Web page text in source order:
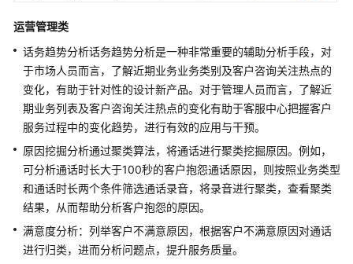
运营管理类
话务趋势分析话务趋势分析是一种非常重要的辅助分析手段，对
于市场人员而言，了解近期业务业务类别及客户咨询关注热点的
变化，有助于针对性的设计新产品。对于管理人员而言，了解近
期业务列表及客户咨询关注热点的变化有助于客服中心把握客户
服务过程中的变化趋势，进行有效的应用与干预。
原因挖掘分析通过聚类算法，将通话进行聚类挖掘原因。例如，
可分析通话时长大于100秒的客户抱怨通话原因，则按照业务类型
和通话时长两个条件筛选通话录音，将录音进行聚类，查看聚类
结果，从而帮助分析客户抱怨的原因。
满意度分析：列举客户不满意原因，根据客户不满意原因对通话
进行归类，进而分析问题点，提升服务质量。